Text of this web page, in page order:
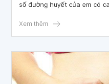
số đường huyết của em có
Xem thêm